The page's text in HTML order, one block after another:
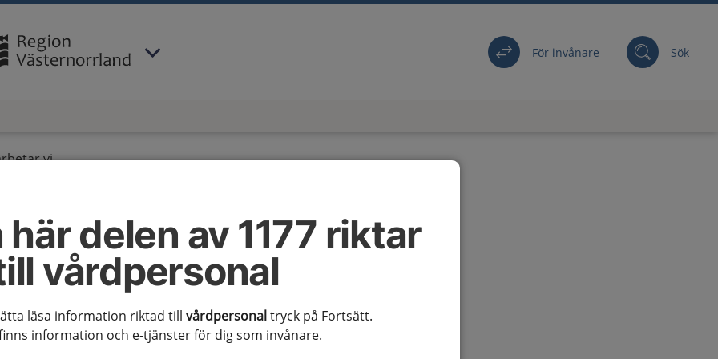
här delen av 1177 riktar
vårdpersonal
läsa information riktad till vårdpersonaltryck på Fortsätt.
information och e-tjänster för dig som invånare.
har valt regionVästernorrland För invånare Sök
vi
vi
här webbplatsen skrivs av nationella
av kliniskt verksamma